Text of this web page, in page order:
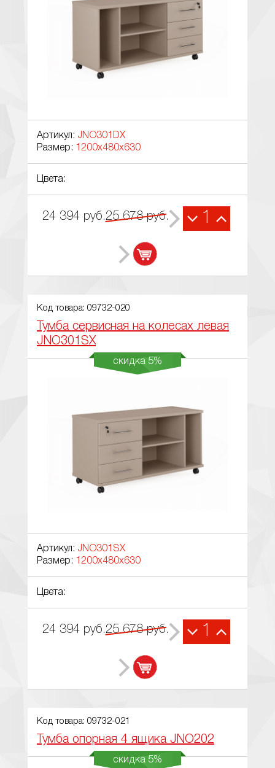
Артикул: JNO301DX
Размер:
1200x480x630
Цвета:
24 394 руб.25 678 руб. 1
Код товара: 09732-020
Тумба сервисная на колесах левая
JNO301SX
скидка 5%
Артикул: JNO301SX
Размер:
1200x480x630
Цвета:
24 394 руб.25 678 руб. 1
Код товара: 09732-021
Тумба опорная 4 ящика JNO202
скидка 5%